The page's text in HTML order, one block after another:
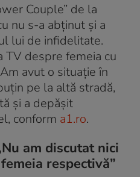
Couple” de la
nu s-a abținut și a
lui de infidelitate.
despre femeia cu
avut o situație în
pe la altă stradă,
și a depășit
conform a1.ro.
am discutat nici
respectivă”